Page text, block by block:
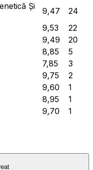
Și
9,47
24
9,53
22
9,49
20
8,85
5
7,85
3
9,75
2
9,60
1
8,95
1
9,70
1